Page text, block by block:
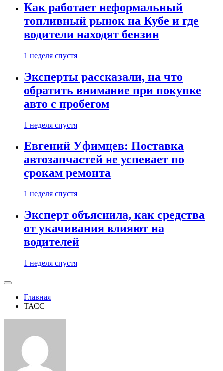
Как работает неформальный
топливный рынок на Кубе и где
водители находят бензин
1 неделя спустя
Эксперты рассказали, на что
обратить внимание при покупке
авто с пробегом
1 неделя спустя
Евгений Уфимцев: Поставка
автозапчастей не успевает по
срокам ремонта
1 неделя спустя
Эксперт объяснила, как средства
от укачивания влияют на
водителей
1 неделя спустя
Главная
ТАСС